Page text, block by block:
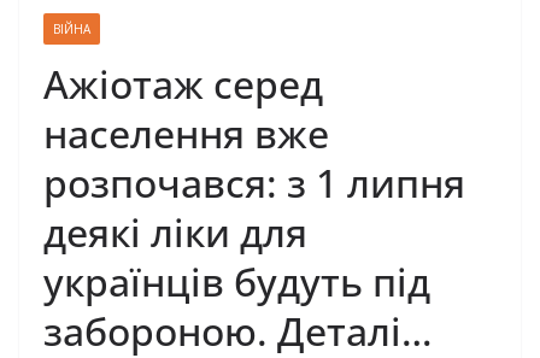
ВІЙНА
Ажіотаж серед
населення вже
розпочався: з 1 липня
деякі ліки для
українців будуть під
забороною. Деталі…